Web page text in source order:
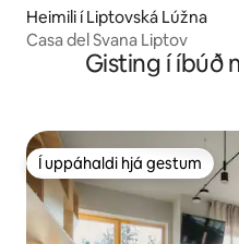
Heimili í Liptovská Lúžna
Casa del Svana Liptov
Gisting í íbúð
Í uppáhaldi hjá gestum
Í uppáhaldi hjá gestum